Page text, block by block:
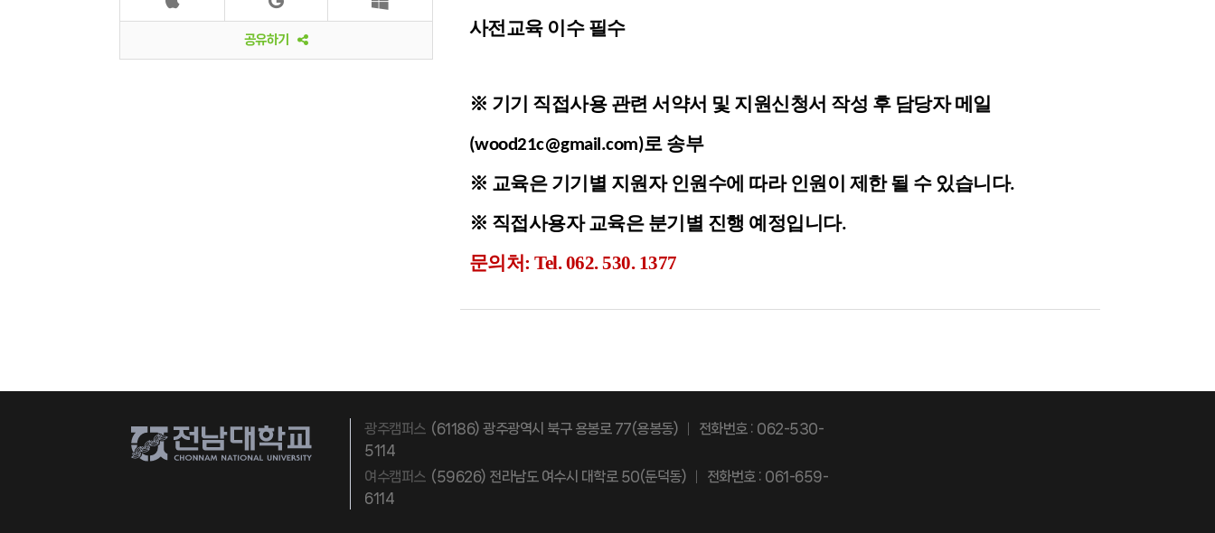
공유하기
사전교육 이수 필수
※ 기기 직접사용 관련 서약서 및 지원신청서 작성 후 담당자 메일
(wood21c@gmail.com)로 송부
※ 교육은 기기별 지원자 인원수에 따라 인원이 제한 될 수 있습니다.
※ 직접사용자교육은 분기별 진행 예정입니다.
문의처: Tel. 062. 530. 1377
광주캠퍼스 (61186) 광주광역시 북구 용봉로 77(용봉동) 전화번호 : 062-530-
5114
여수캠퍼스 (59626) 전라남도 여수시 대학로 50(둔덕동) 전화번호 : 061-659-
6114